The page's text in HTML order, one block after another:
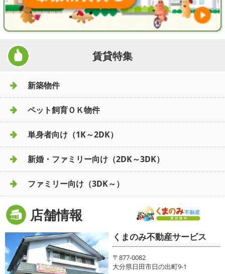
賃貸特集
新築物件
ペット飼育ＯＫ物件
単身者向け（1K～2DK）
新婚・ファミリー向け（2DK～3DK）
ファミリー向け（3DK～）
店舗情報
くまのみ不動産サービス
〒877-0082
大分県日田市日の出町9-1